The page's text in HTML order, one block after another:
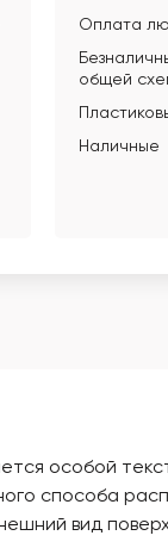
Оплата
общей
Наличные
особой
способа
вид